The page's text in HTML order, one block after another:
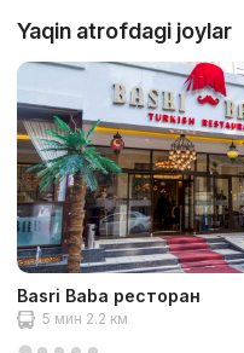
Yaqin atrofdagi joylar
Basri Baba ресторан
5 мин 2.2 км